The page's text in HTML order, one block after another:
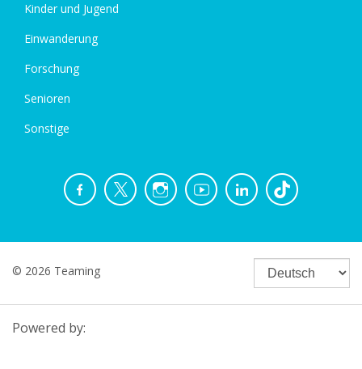
Kinder und Jugend
Einwanderung
Forschung
Senioren
Sonstige
© 2026 Teaming
Powered by: